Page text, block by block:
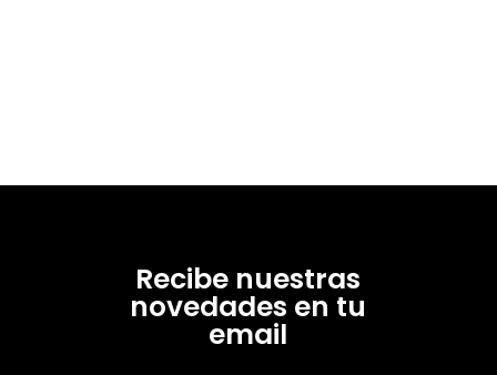
Recibe nuestras
novedades en tu
email